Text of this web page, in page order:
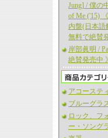
Jung] / 僕の
of Me ('15)
内盤(日本語
無料で絶賛
岸部眞明 /
絶賛発売中 》
アコーステ
ブルーグラ
ロック、フ
ー・ソング